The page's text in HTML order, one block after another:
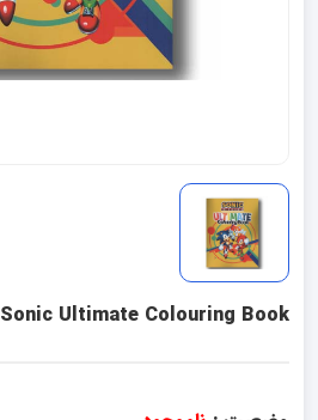
Sonic Ultimate Colouring Book